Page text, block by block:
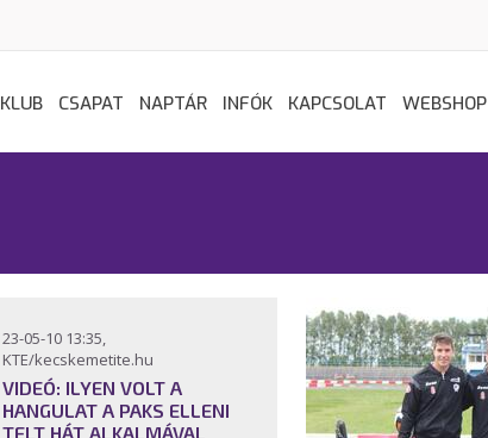
KLUB CSAPAT NAPTÁR INFÓK KAPCSOLAT WEBSHOP
23-05-10 13:35,
KTE/kecskemetite.hu
VIDEÓ: ILYEN VOLT A
HANGULAT A PAKS ELLENI
TELT HÁT ALKALMÁVAL